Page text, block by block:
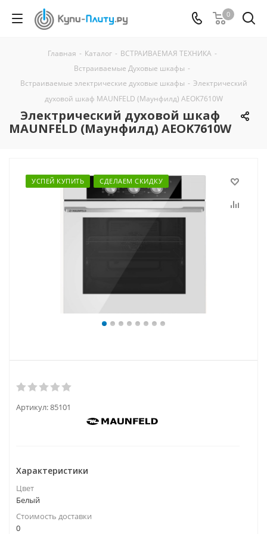
0
Главная - Каталог - ВСТРАИВАЕМАЯ ТЕХНИКА -
Встраиваемые Духовые шкафы -
Встраиваемые электрические духовые шкафы - Электрический
духовой шкаф MAUNFELD (Маунфилд) AEOK7610W
Электрический духовой шкаф
MAUNFELD (Маунфилд) AEOK7610W
УСПЕЙ КУПИТЬ СДЕЛАЕМ СКИДКУ
Артикул:85101
Характеристики
Цвет
Белый
Стоимость доставки
0